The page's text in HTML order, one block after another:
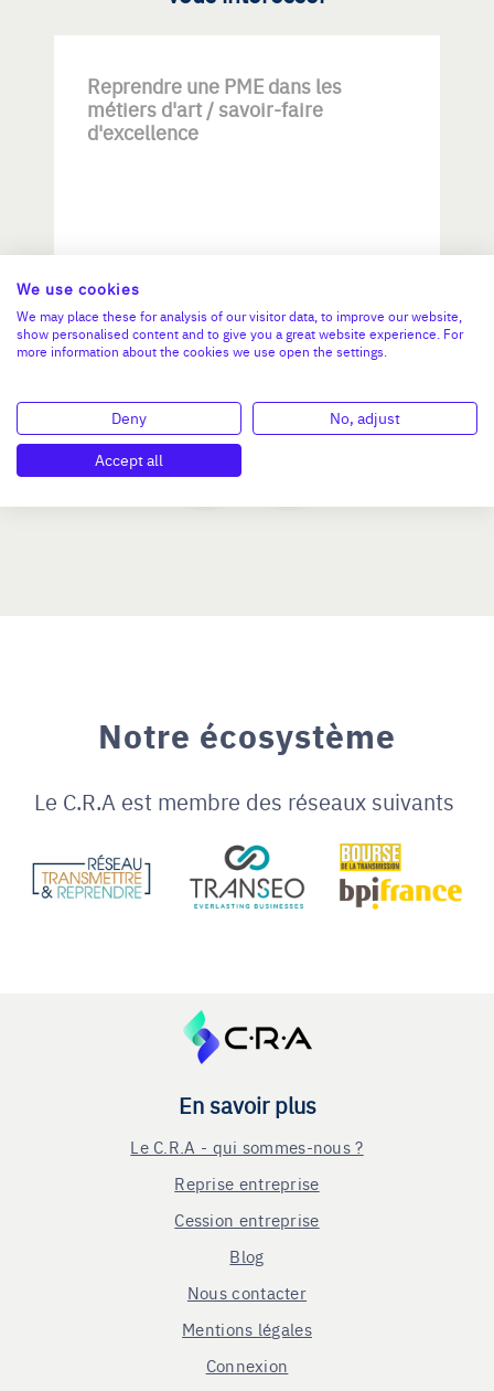
Reprendre une PME dans les
métiers d'art / savoir-faire
d'excellence
Investissement max:
>2 M€ et <= 5 M€
Notre écosystème
Le C.R.A est membre des réseaux suivants
En savoir plus
Le C.R.A - qui sommes-nous ?
Reprise entreprise
Cession entreprise
Blog
Nous contacter
Mentions légales
Connexion
We use cookies
We may place these for analysis of our visitor data, to improve our website,
show personalised content and to give you a great website experience. For
more information about the cookies we use open the settings.
Deny
No, adjust
Accept all